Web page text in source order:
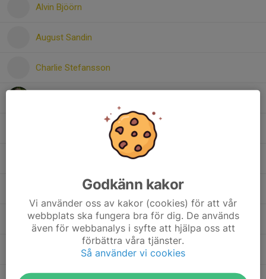
Alvin Bjöörn
August Sandin
Charlie Stefansson
Metsae Solomon
Mille Wallanger
Mohammad Alhrake
Godkänn kakor
Vi använder oss av kakor (cookies) för att vår
webbplats ska fungera bra för dig. De används
även för webbanalys i syfte att hjälpa oss att
förbättra våra tjänster.
Så använder vi cookies